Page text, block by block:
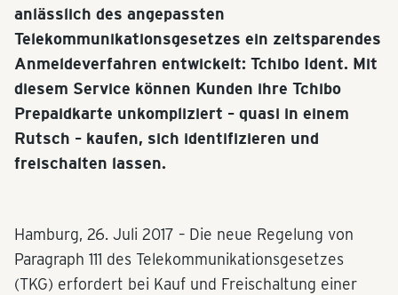
anlässlich des angepassten
Telekommunikationsgesetzes ein zeitsparendes
Anmeldeverfahren entwickelt: Tchibo Ident. Mit
diesem Service können Kunden ihre Tchibo
Prepaidkarte unkompliziert – quasi in einem
Rutsch – kaufen, sich identifizieren und
freischalten lassen.
Hamburg, 26. Juli 2017 – Die neue Regelung von
Paragraph 111 des Telekommunikationsgesetzes
(TKG) erfordert bei Kauf und Freischaltung einer